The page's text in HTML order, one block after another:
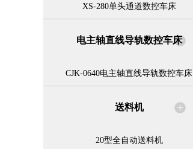
XS-280单头通道数控车床
电主轴直线导轨数控车床
CJK-0640电主轴直线导轨数控车床
送料机
20型全自动送料机